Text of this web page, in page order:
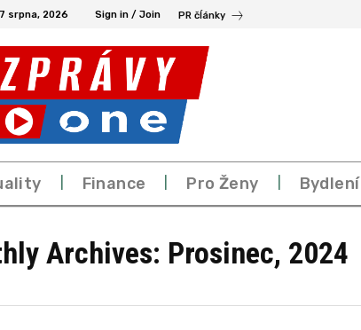
srpna, 2026 Sign in / Join PR čĺánky
Finance Pro Ženy Bydlení
Archives: Prosinec, 2024